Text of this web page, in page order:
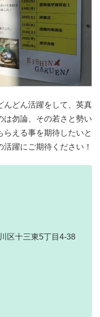
んどん活躍をして、英真
は勿論、その若さと勢い
える事を期待したいと
躍にご期待ください！
区十三東5丁目4-38